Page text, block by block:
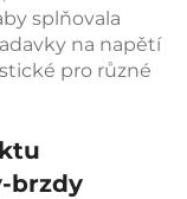
splňovala
na napětí
pro různé
brzdy